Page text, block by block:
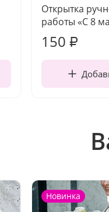
Открытка
работы «С 8
150 ₽
Новинка